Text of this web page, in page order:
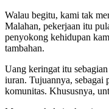
Walau begitu, kami tak
Malahan, pekerjaan itu
penyokong kehidupan
tambahan.
Uang keringat itu
iuran. Tujuannya, sebagai
komunitas. Khususnya,